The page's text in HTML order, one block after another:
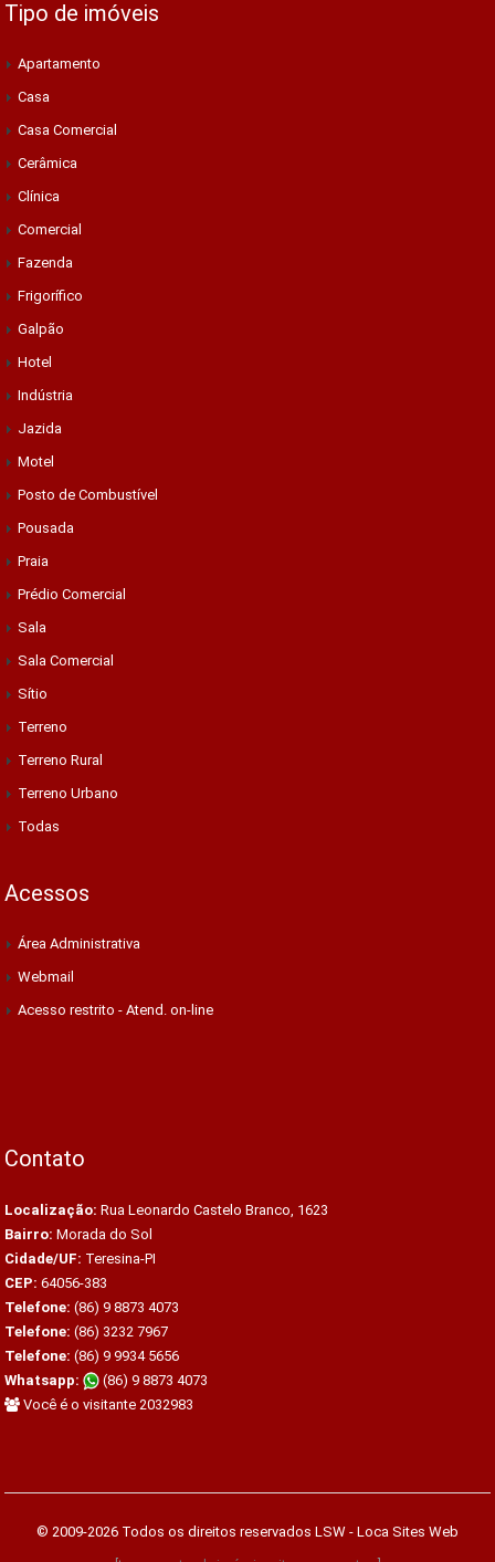
Tipo de imóveis
Apartamento
Casa
Casa Comercial
Cerâmica
Clínica
Comercial
Fazenda
Frigorífico
Galpão
Hotel
Indústria
Jazida
Motel
Posto de Combustível
Pousada
Praia
Prédio Comercial
Sala
Sala Comercial
Sítio
Terreno
Terreno Rural
Terreno Urbano
Todas
Acessos
Área Administrativa
Webmail
Acesso restrito - Atend. on-line
Contato
Localização: Rua Leonardo Castelo Branco, 1623
Bairro: Morada do Sol
Cidade/UF: Teresina-PI
CEP: 64056-383
Telefone: (86) 9 8873 4073
Telefone: (86) 3232 7967
Telefone: (86) 9 9934 5656
Whatsapp:
(86) 9 8873 4073
Você é o visitante 2032983
© 2009-2026 Todos os direitos reservados LSW - Loca Sites Web